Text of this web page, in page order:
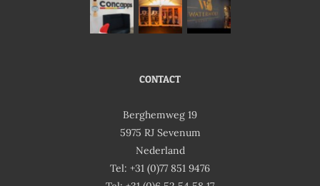
CONTACT
Berghemweg 19
5975 RJ Sevenum
Nederland
Tel: +31 (0)77 851 9476